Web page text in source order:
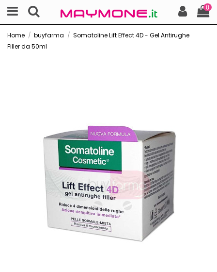
0
Home buyfarma
Somatoline Lift Effect 4D - Gel Antirughe
Filler da 50ml